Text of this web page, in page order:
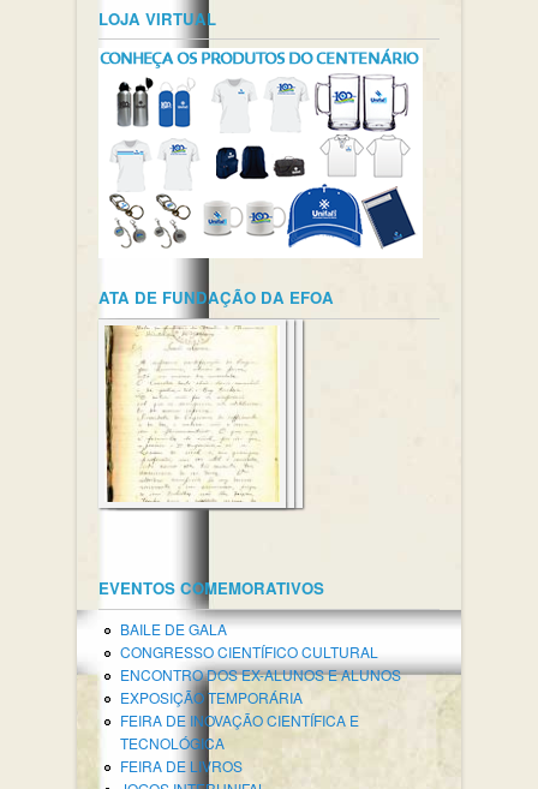
LOJA VIRTUAL
ATA DE FUNDAÇÃO DA EFOA
EVENTOS COMEMORATIVOS
BAILE DE GALA
CONGRESSO CIENTÍFICO CULTURAL
ENCONTRO DOS EX-ALUNOS E ALUNOS
EXPOSIÇÃO TEMPORÁRIA
FEIRA DE INOVAÇÃO CIENTÍFICA E
TECNOLÓGICA
FEIRA DE LIVROS